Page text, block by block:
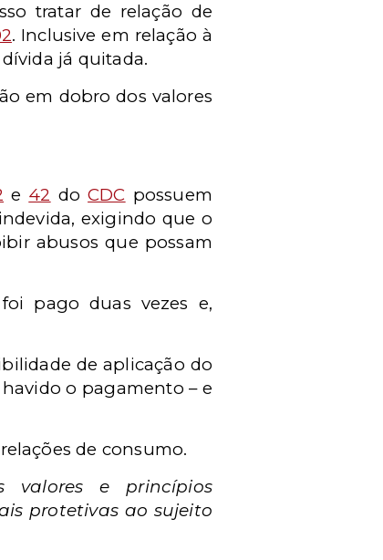
tratar de relação de
. Inclusive em relação à
já quitada.
em dobro dos valores
e 42 doCDC possuem
exigindo que o
abusos que possam
pago duas vezes e,
de aplicação do
o pagamento – e
de consumo.
valores e princípios
protetivas ao sujeito